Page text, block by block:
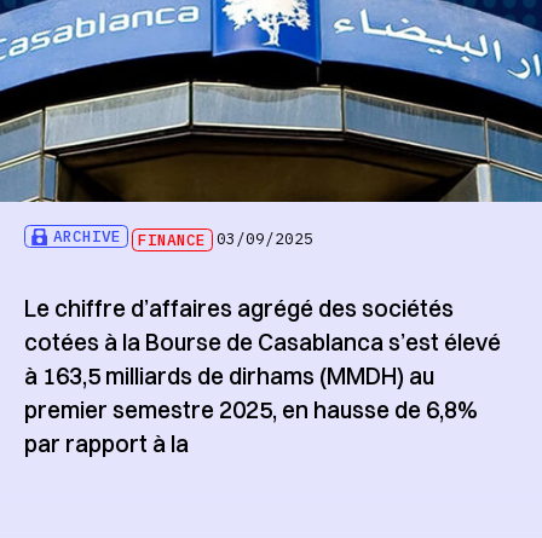
ARCHIVE FINANCE 03/09/2025
Le chiffre d’affaires agrégé des sociétés
cotées à la Bourse de Casablanca s’est élevé
à 163,5 milliards de dirhams (MMDH) au
premier semestre 2025, en hausse de 6,8%
par rapport à la